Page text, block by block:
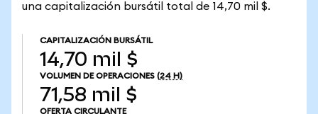
una capitalización bursátil total de 14,70 mil $.
CAPITALIZACIÓN BURSÁTIL
14,70 mil $
VOLUMEN DE OPERACIONES (24 H)
71,58 mil $
OFERTA CIRCULANTE